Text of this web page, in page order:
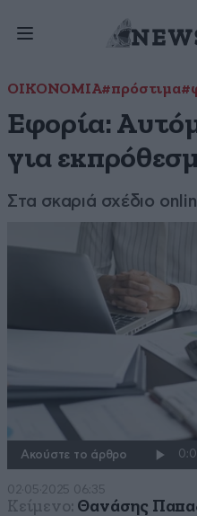
ΟΙΚΟΝΟΜΙΑ#πρόστιμα
Εφορία:
για
Στα σκαριά σχέδιο
Ακούστε το άρθρο
02·05·2025 06:35
Κείμενο: Θανάσης